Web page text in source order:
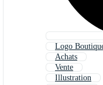
Logo
Achats
Vente
Illustration